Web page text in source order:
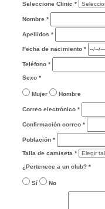
Seleccione Clinic *
Nombre *
Apellidos *
Fecha de nacimiento *
Teléfono *
Sexo *
Mujer Hombre
Correo electrónico *
Confirmación correo *
Población *
Talla de camiseta *
¿Pertenece a un club? *
Sí No